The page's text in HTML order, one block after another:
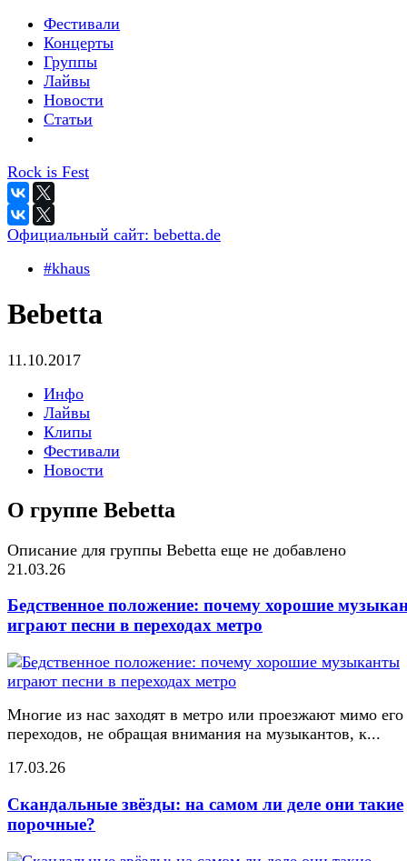
Фестивали
Концерты
Группы
Лайвы
Новости
Статьи
Rock is Fest
Официальный сайт: bebetta.de
#khaus
Bebetta
11.10.2017
Инфо
Лайвы
Клипы
Фестивали
Новости
О группе Bebetta
Описание для группы Bebetta еще не добавлено
21.03.26
Бедственное положение: почему хорошие
играют песни в переходах метро
Многие из нас заходят в метро или проезжают мимо его
переходов, не обращая внимания на музыкантов, к...
17.03.26
Скандальные звёзды: на самом ли деле они такие
порочные?